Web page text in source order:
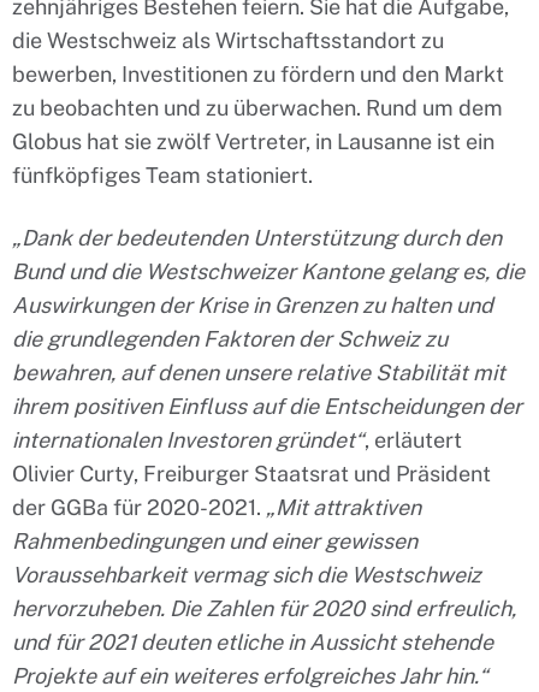
zehnjähriges Bestehen feiern. Sie hat die Aufgabe,
die Westschweiz als Wirtschaftsstandort zu
bewerben, Investitionen zu fördern und den Markt
zu beobachten und zu überwachen. Rund um dem
Globus hat sie zwölf Vertreter, in Lausanne ist ein
fünfköpfiges Team stationiert.
„Dank der bedeutenden Unterstützung durch den
Bund und die Westschweizer Kantone gelang es, die
Auswirkungen der Krise in Grenzen zu halten und
die grundlegenden Faktoren der Schweiz zu
bewahren, auf denen unsere relative Stabilität mit
ihrem positiven Einfluss auf die Entscheidungen der
internationalen Investoren gründet“, erläutert
Olivier Curty, Freiburger Staatsrat und Präsident
der GGBa für 2020-2021. „Mit attraktiven
Rahmenbedingungen und einer gewissen
Voraussehbarkeit vermag sich die Westschweiz
hervorzuheben. Die Zahlen für 2020 sind erfreulich,
und für 2021 deuten etliche in Aussicht stehende
Projekte auf ein weiteres erfolgreiches Jahr hin.“